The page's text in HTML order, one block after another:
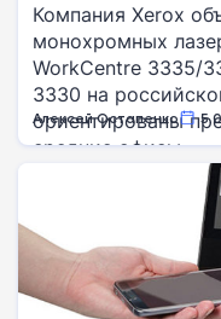
Компания Xerox
монохромных
WorkCentre 3335/
3330 на
ориентированы
средние офисы.
Алексей Остапенко